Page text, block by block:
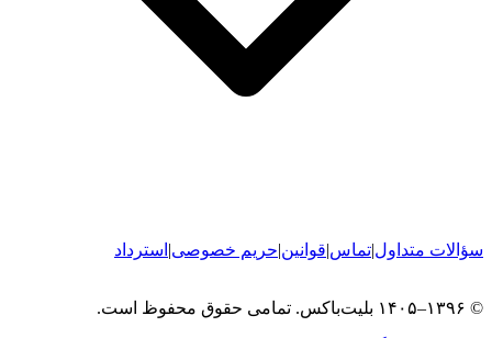
سؤالات متداول|تماس|قوانین|حریم خصوصی| استرداد
© ۱۳۹۶–۱۴۰۵ بلیت‌باکس. تمامی حقوق محفوظ است.